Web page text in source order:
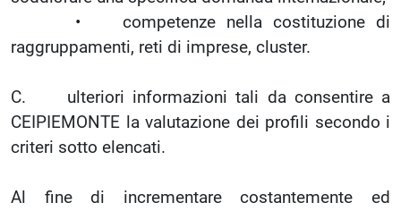
• competenze nella costituzione di
raggruppamenti, reti di imprese, cluster.
C. ulteriori informazioni tali da consentire a
CEIPIEMONTE la valutazione dei profili secondo i
criteri sotto elencati.
Al fine di incrementare costantemente ed